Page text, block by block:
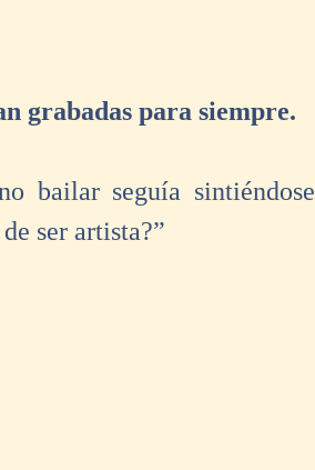
grabadas para siempre.
bailar seguía sintiéndose
ser artista?”